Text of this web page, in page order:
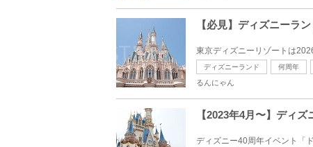
【必見】ディズニーラ
東京ディズニーリゾートは
ディズニーランド 何周年
るんにゃん
【2023年4月〜】ディ
ディズニー40周年イベント「